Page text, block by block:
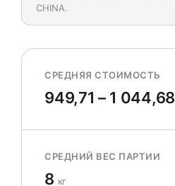
CHINA.
СРЕДНЯЯ СТОИМОСТЬ
949,71 – 1 044,68
СРЕДНИЙ ВЕС ПАРТИИ
8 кг